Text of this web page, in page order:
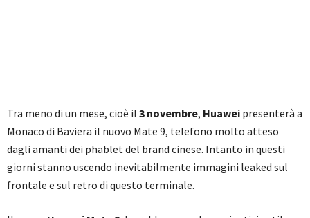
Tra meno di un mese, cioè il 3 novembre, Huawei presenterà a
Monaco di Baviera il nuovo Mate 9, telefono molto atteso
dagli amanti dei phablet del brand cinese. Intanto in questi
giorni stanno uscendo inevitabilmente immagini leaked sul
frontale e sul retro di questo terminale.